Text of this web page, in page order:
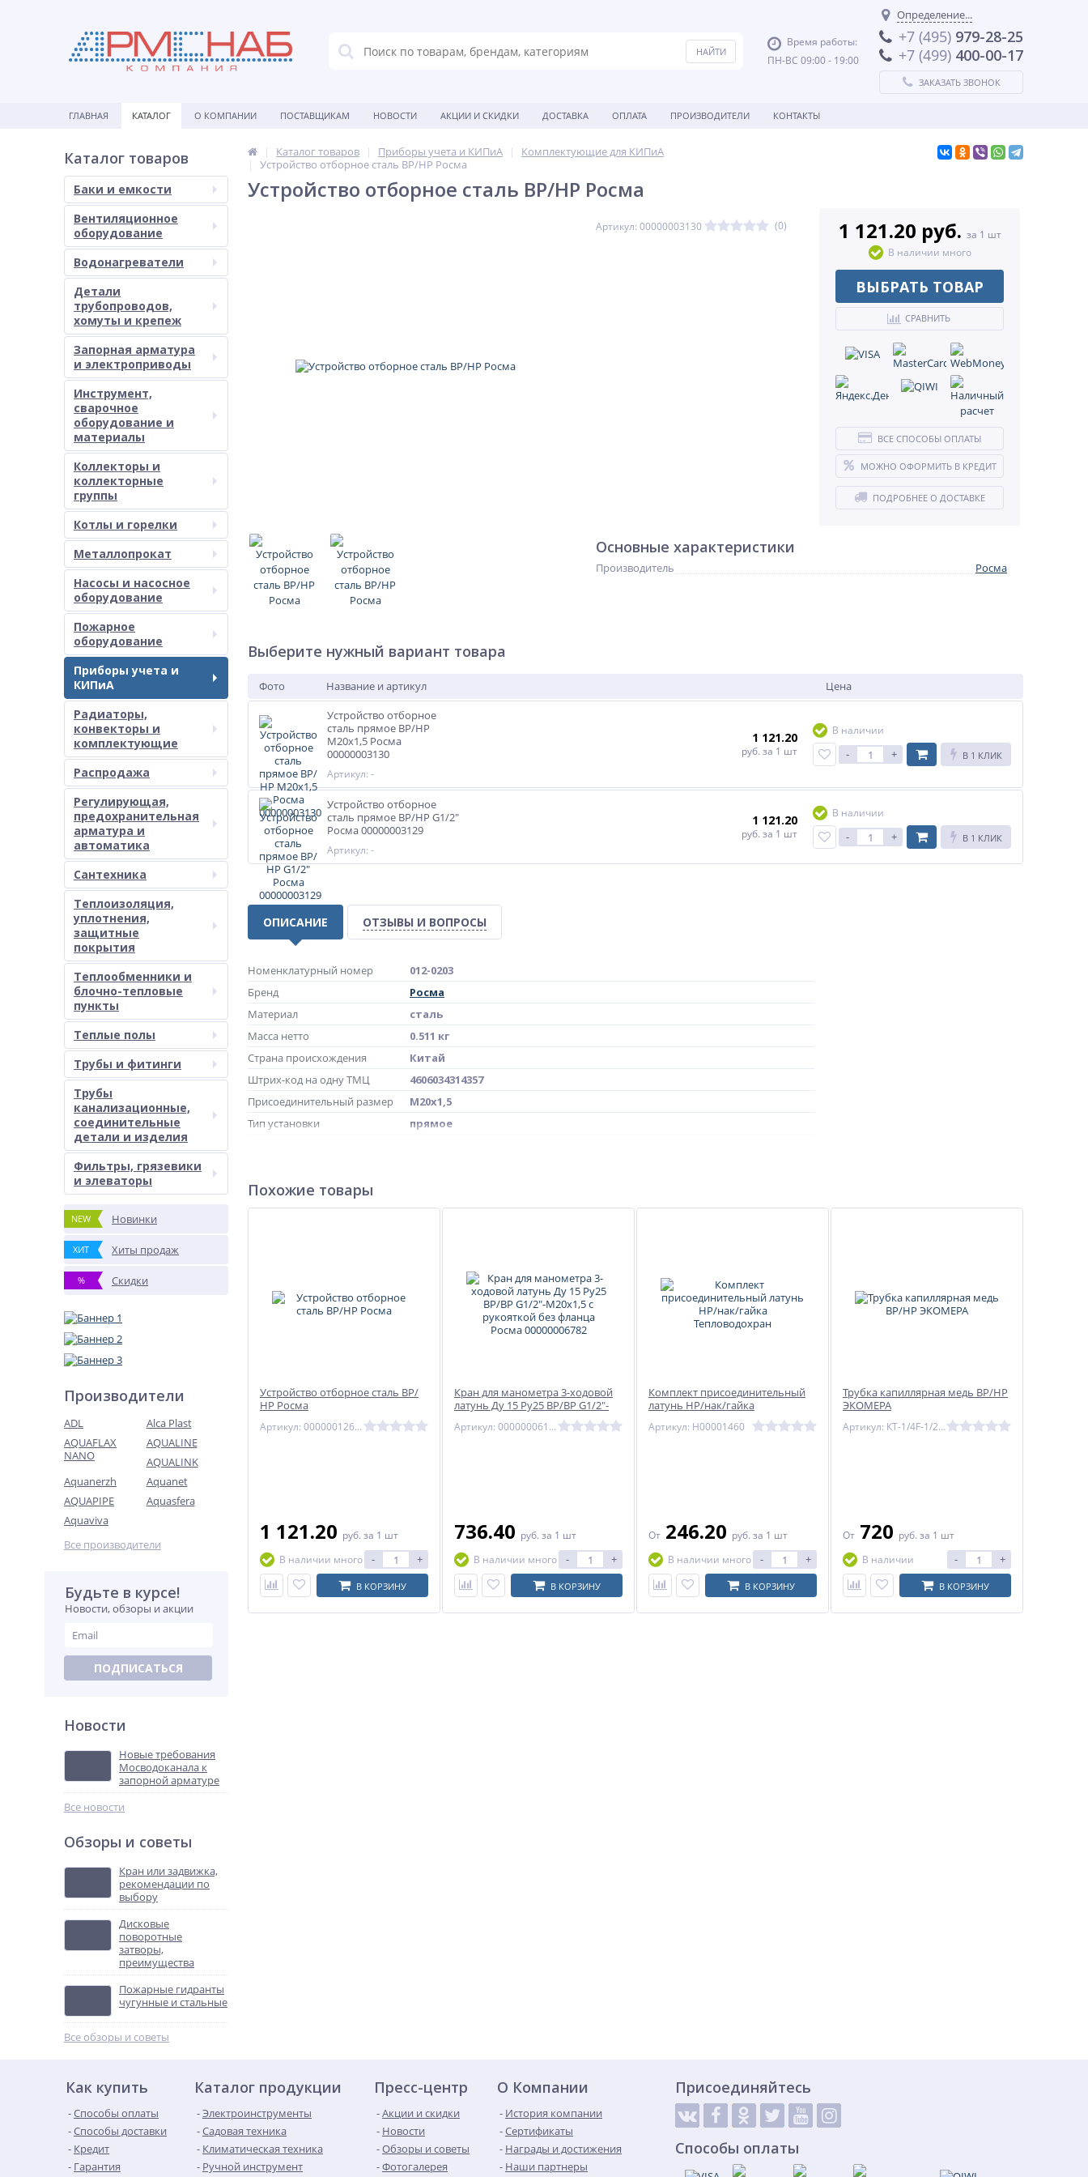
Время работы:
ПН-ВС 09:00 - 19:00
Определение...
+7 (495) 979-28-25
+7 (499) 400-00-17
ЗАКАЗАТЬ ЗВОНОК
ГЛАВНАЯ КАТАЛОГ О КОМПАНИИ ПОСТАВЩИКАМ НОВОСТИ АКЦИИ И СКИДКИ ДОСТАВКА ОПЛАТА ПРОИЗВОДИТЕЛИ КОНТАКТЫ
Каталог товаров
Баки и емкости
Вентиляционное
оборудование
Водонагреватели
Детали
трубопроводов,
хомуты и крепеж
Запорная арматура
и электроприводы
Инструмент,
сварочное
оборудование и
материалы
Коллекторы и
коллекторные
группы
Котлы и горелки
Металлопрокат
Насосы и насосное
оборудование
Пожарное
оборудование
Приборы учета и
КИПиА
Радиаторы,
конвекторы и
комплектующие
Распродажа
Регулирующая,
предохранительная
арматура и
автоматика
Сантехника
Теплоизоляция,
уплотнения,
защитные
покрытия
Теплообменники и
блочно-тепловые
пункты
Теплые полы
Трубы и фитинги
Трубы
канализационные,
соединительные
детали и изделия
Фильтры, грязевики
и элеваторы
NEW Новинки
ХИТ Хиты продаж
% Скидки
Производители
ADL
Alca Plast
AQUAFLAX
NANO
AQUALINE
AQUALINK
Aquanerzh
Aquanet
AQUAPIPE
Aquasfera
Aquaviva
Все производители
Будьте в курсе!
Новости, обзоры и акции
ПОДПИСАТЬСЯ
Новости
Новые требования
Мосводоканала к
запорной арматуре
Все новости
Обзоры и советы
Кран или задвижка,
рекомендации по
выбору
Дисковые
поворотные
затворы,
преимущества
Пожарные гидранты
чугунные и стальные
Все обзоры и советы
Каталог товаров Приборы учета и КИПиА
Комплектующие для КИПиА
Устройство отборное сталь ВР/НР Росма
Устройство отборное сталь ВР/НР Росма
Артикул: 00000003130 (0) 1 121.20 руб. за 1 шт
В наличии много
ВЫБРАТЬ ТОВАР
СРАВНИТЬ
ВСЕ СПОСОБЫ ОПЛАТЫ
МОЖНО ОФОРМИТЬ В КРЕДИТ
ПОДРОБНЕЕ О ДОСТАВКЕ
Основные характеристики
Производитель Росма
Выберите нужный вариант товара
Фото Название и артикул
Цена
Устройство отборное
сталь прямое ВР/НР
М20х1,5 Росма
00000003130
Артикул: -
1 121.20
руб. за 1 шт
В наличии
- + В 1 КЛИК
Устройство отборное
сталь прямое ВР/НР G1/2"
Росма 00000003129
Артикул: -
1 121.20
руб. за 1 шт
В наличии
- + В 1 КЛИК
ОПИСАНИЕ ОТЗЫВЫ И ВОПРОСЫ
Номенклатурный номер
012-0203
Бренд
Росма
Материал
сталь
Масса нетто
0.511 кг
Страна происхождения
Китай
Штрих-код на одну ТМЦ
4606034314357
Присоединительный размер
М20х1,5
Тип установки
прямое
Похожие товары
Устройство отборное сталь ВР/
НР Росма
Артикул: 00000012664
1 121.20 руб. за 1 шт
В наличии много
- +
В КОРЗИНУ
Кран для манометра 3-ходовой
латунь Ду 15 Ру25 ВР/ВР G1/2"-
М20х1,5 с рукояткой без фланца
Росма 00000006782Артикул: 00000006160
736.40 руб. за 1 шт
В наличии много
- +
В КОРЗИНУ
Комплект присоединительный
латунь НР/нак/гайка
Артикул: Н00001460
От 246.20 руб. за 1 шт
В наличии много
- +
В КОРЗИНУ
Трубка капиллярная медь ВР/НР
ЭКОМЕРА
Артикул: КТ-1/4F-1/2G-1
От 720 руб. за 1 шт
В наличии
- +
В КОРЗИНУ
Как купить
Способы оплаты
Способы доставки
Кредит
Гарантия
Каталог продукции
Электроинструменты
Садовая техника
Климатическая техника
Ручной инструмент
Пресс-центр
Акции и скидки
Новости
Обзоры и советы
Фотогалерея
О Компании
История компании
Сертификаты
Награды и достижения
Наши партнеры
Присоединяйтесь
Способы оплаты